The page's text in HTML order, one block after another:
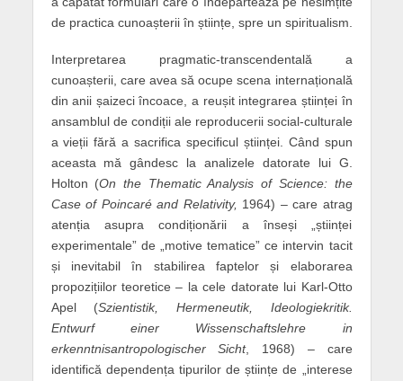
de practica cunoașterii în științe, spre un spiritualism.
Interpretarea pragmatic-transcendentală a
cunoașterii, care avea să ocupe scena internațională
din anii șaizeci încoace, a reușit integrarea științei în
ansamblul de condiții ale reproducerii social-culturale
a vieții fără a sacrifica specificul științei. Când spun
aceasta mă gândesc la analizele datorate lui G.
Holton (On the Thematic Analysis of Science: the
Case of Poincaré and Relativity, 1964) – care atrag
atenția asupra condiționării a înseși „științei
experimentale” de „motive tematice” ce intervin tacit
și inevitabil în stabilirea faptelor și elaborarea
propozițiilor teoretice – la cele datorate lui Karl-Otto
Apel (Szientistik, Hermeneutik, Ideologiekritik.
Entwurf einer Wissenschaftslehre in
erkenntnisantropologischer Sicht, 1968) – care
identifică dependența tipurilor de științe de „interese